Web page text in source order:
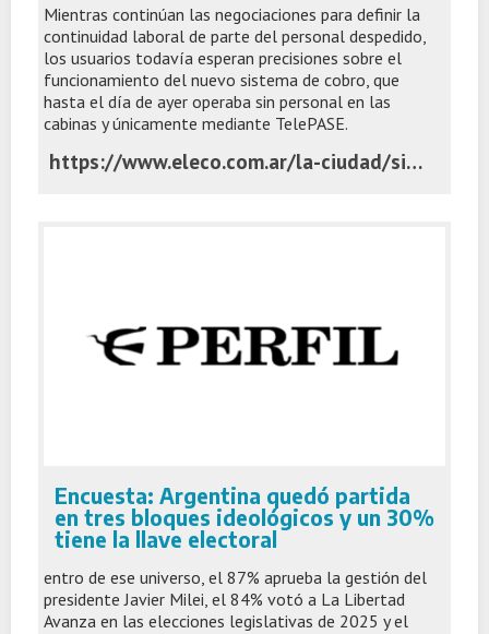
Mientras continúan las negociaciones para definir la
continuidad laboral de parte del personal despedido,
los usuarios todavía esperan precisiones sobre el
funcionamiento del nuevo sistema de cobro, que
hasta el día de ayer operaba sin personal en las
cabinas y únicamente mediante TelePASE.
https://www.eleco.com.ar/la-ciudad/sin-personal-en-las-cabinas-hay-incertidumbre-entre-los-trabajadores-y-usuarios-del-peaje-la-vasconia
Encuesta: Argentina quedó partida
en tres bloques ideológicos y un 30%
tiene la llave electoral
entro de ese universo, el 87% aprueba la gestión del
presidente Javier Milei, el 84% votó a La Libertad
Avanza en las elecciones legislativas de 2025 y el